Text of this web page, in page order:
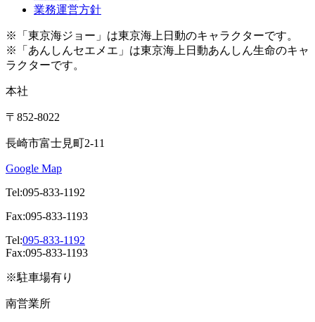
業務運営方針
※「東京海ジョー」は東京海上日動のキャラクターです。
※「あんしんセエメエ」は東京海上日動あんしん生命のキャ
ラクターです。
本社
〒852-8022
長崎市富士見町2-11
Google Map
Tel:095-833-1192
Fax:095-833-1193
Tel:095-833-1192
Fax:095-833-1193
※駐車場有り
南営業所